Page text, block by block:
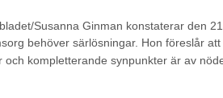
Susanna Ginman konstaterar den
behöver särlösningar. Hon föreslår
och kompletterande synpunkter är av